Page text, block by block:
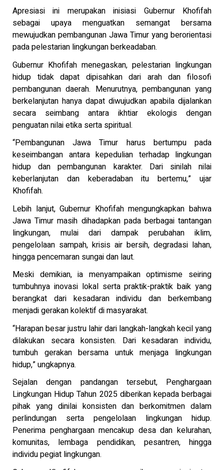
Apresiasi ini merupakan inisiasi Gubernur Khofifah
sebagai upaya menguatkan semangat bersama
mewujudkan pembangunan Jawa Timur yang berorientasi
pada pelestarian lingkungan berkeadaban.
Gubernur Khofifah menegaskan, pelestarian lingkungan
hidup tidak dapat dipisahkan dari arah dan filosofi
pembangunan daerah. Menurutnya, pembangunan yang
berkelanjutan hanya dapat diwujudkan apabila dijalankan
secara seimbang antara ikhtiar ekologis dengan
penguatan nilai etika serta spiritual.
“Pembangunan Jawa Timur harus bertumpu pada
keseimbangan antara kepedulian terhadap lingkungan
hidup dan pembangunan karakter. Dari sinilah nilai
keberlanjutan dan keberadaban itu bertemu,” ujar
Khofifah.
Lebih lanjut, Gubernur Khofifah mengungkapkan bahwa
Jawa Timur masih dihadapkan pada berbagai tantangan
lingkungan, mulai dari dampak perubahan iklim,
pengelolaan sampah, krisis air bersih, degradasi lahan,
hingga pencemaran sungai dan laut.
Meski demikian, ia menyampaikan optimisme seiring
tumbuhnya inovasi lokal serta praktik-praktik baik yang
berangkat dari kesadaran individu dan berkembang
menjadi gerakan kolektif di masyarakat.
“Harapan besar justru lahir dari langkah-langkah kecil yang
dilakukan secara konsisten. Dari kesadaran individu,
tumbuh gerakan bersama untuk menjaga lingkungan
hidup,” ungkapnya.
Sejalan dengan pandangan tersebut, Penghargaan
Lingkungan Hidup Tahun 2025 diberikan kepada berbagai
pihak yang dinilai konsisten dan berkomitmen dalam
perlindungan serta pengelolaan lingkungan hidup.
Penerima penghargaan mencakup desa dan kelurahan,
komunitas, lembaga pendidikan, pesantren, hingga
individu pegiat lingkungan.